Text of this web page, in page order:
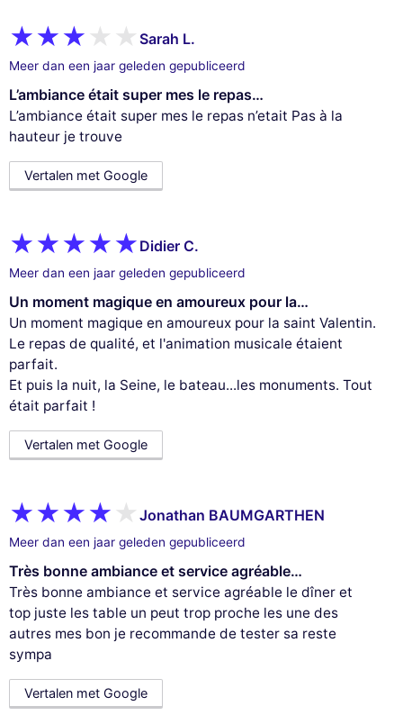
Sarah L.
Meer dan een jaar geleden gepubliceerd
L’ambiance était super mes le repas…
L’ambiance était super mes le repas n’etait Pas à la
hauteur je trouve
Vertalen met Google
Didier C.
Meer dan een jaar geleden gepubliceerd
Un moment magique en amoureux pour la…
Un moment magique en amoureux pour la saint Valentin.
Le repas de qualité, et l'animation musicale étaient
parfait.
Et puis la nuit, la Seine, le bateau...les monuments. Tout
était parfait !
Vertalen met Google
Jonathan BAUMGARTHEN
Meer dan een jaar geleden gepubliceerd
Très bonne ambiance et service agréable…
Très bonne ambiance et service agréable le dîner et
top juste les table un peut trop proche les une des
autres mes bon je recommande de tester sa reste
sympa
Vertalen met Google